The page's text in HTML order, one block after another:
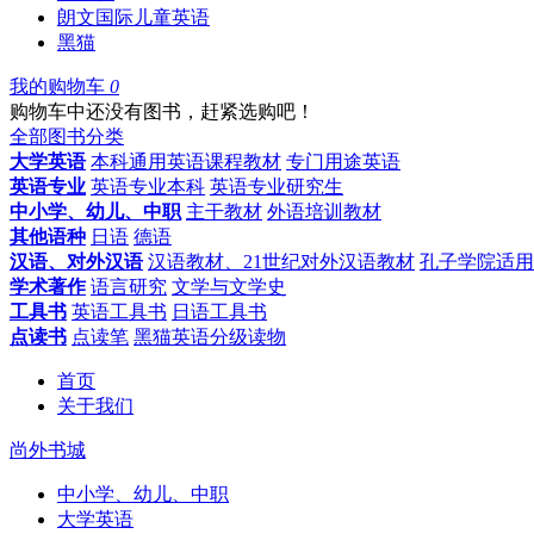
朗文国际儿童英语
黑猫
我的购物车 0
购物车中还没有图书，赶紧选购吧！
全部图书分类
大学英语 本科通用英语课程教材 专门用途英语
英语专业 英语专业本科 英语专业研究生
中小学、幼儿、中职 主干教材 外语培训教材
其他语种 日语 德语
汉语、对外汉语 汉语教材、21世纪对外汉语教材 孔子学院适
学术著作 语言研究 文学与文学史
工具书 英语工具书 日语工具书
点读书 点读笔 黑猫英语分级读物
首页
关于我们
尚外书城
中小学、幼儿、中职
大学英语